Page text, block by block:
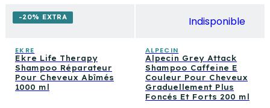
-20% EXTRA
EKRE
Ekre Life Therapy
Shampoo Réparateur
Pour Cheveux Abîmés
1000 ml
Indisponible
ALPECIN
Alpecin Grey Attack
Shampoo Caffeine E
Couleur Pour Cheveux
Graduellement Plus
Foncés Et Forts 200 ml